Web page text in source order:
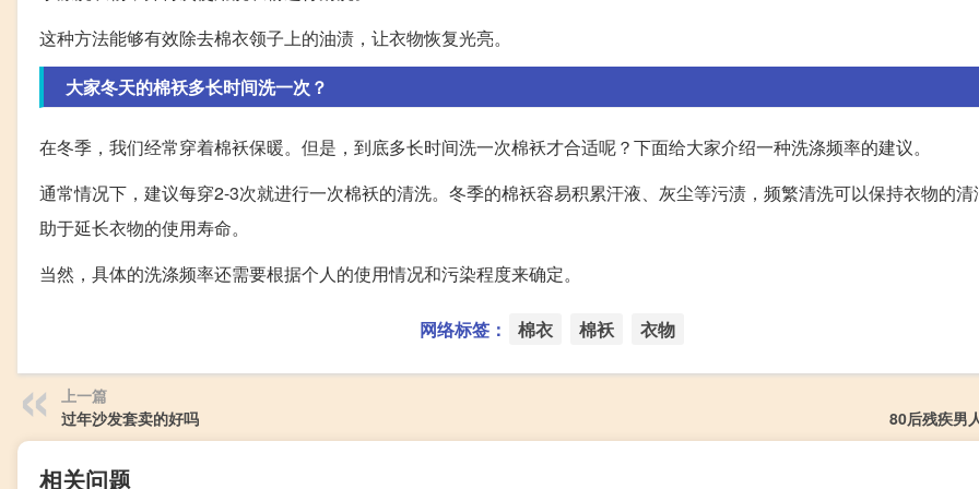
这种方法能够有效除去棉衣领子上的油渍，让衣物恢复光亮。
大家冬天的棉袄多长时间洗一次？
在冬季，我们经常穿着棉袄保暖。但是，到底多长时间洗一次棉袄才合适呢？下面给大家介绍一种洗涤频率的建议。
通常情况下，建议每穿2-3次就进行一次棉袄的清洗。冬季的棉袄容易积累汗液、灰尘等污渍，频繁清洗可以保持衣物的
助于延长衣物的使用寿命。
当然，具体的洗涤频率还需要根据个人的使用情况和污染程度来确定。
网络标签： 棉衣 棉袄 衣物
上一篇
过年沙发套卖的好吗
80后残疾男
相关问题